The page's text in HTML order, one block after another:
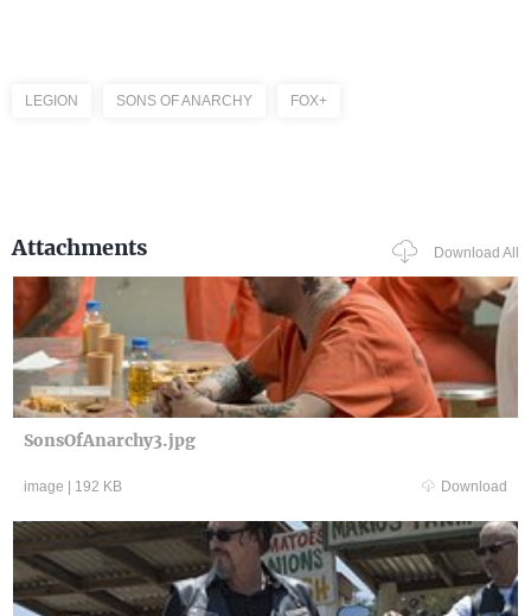
LEGION SONS OF ANARCHY FOX+
Attachments Download All
SonsOfAnarchy3.jpg
image 192 KB Download